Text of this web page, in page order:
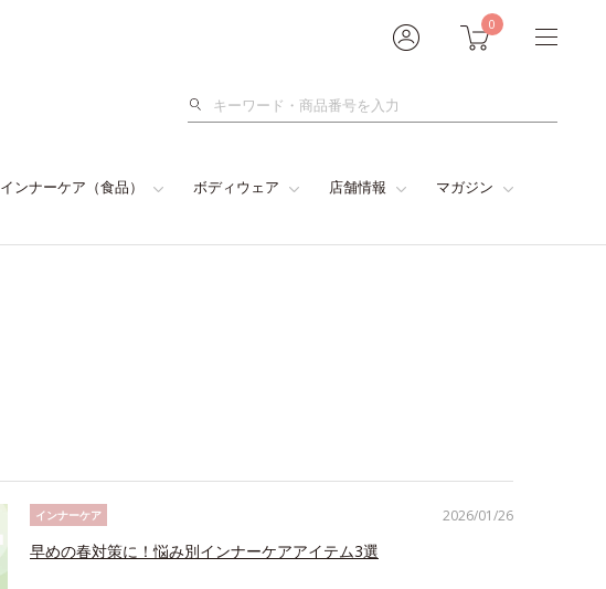
0
検
インナーケア（食品） ボディウェア 店舗情報 マガジン
2026/01/26
インナーケア
早めの春対策に！悩み別インナーケアアイテム3選